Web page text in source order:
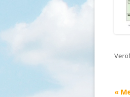
«